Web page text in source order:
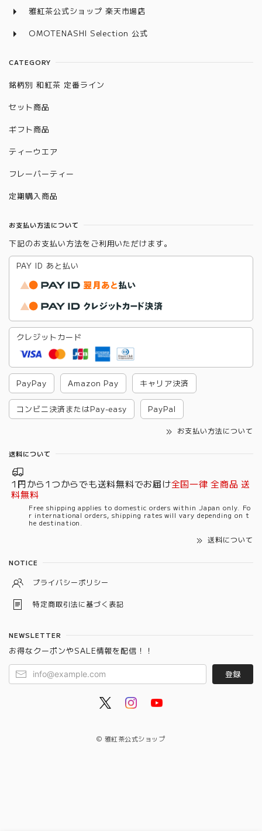
雅紅茶公式ショップ 楽天市場店
OMOTENASHI Selection 公式
CATEGORY
銘柄別 和紅茶 定番ライン
セット商品
ギフト商品
ティーウエア
フレーバーティー
定期購入商品
お支払い方法について
下記のお支払い方法をご利用いただけます。
PAY ID あと払い
クレジットカード
PayPay Amazon Pay キャリア決済
コンビニ決済またはPay-easy PayPal
お支払い方法について
送料について
1円から1つからでも送料無料でお届け全国一律 全商品 送
料無料
Free shipping applies to domestic orders within Japan only. Fo
r international orders, shipping rates will vary depending on t
he destination.
送料について
NOTICE
プライバシーポリシー
特定商取引法に基づく表記
NEWSLETTER
お得なクーポンやSALE情報を配信！！
登録
© 雅紅茶公式ショップ